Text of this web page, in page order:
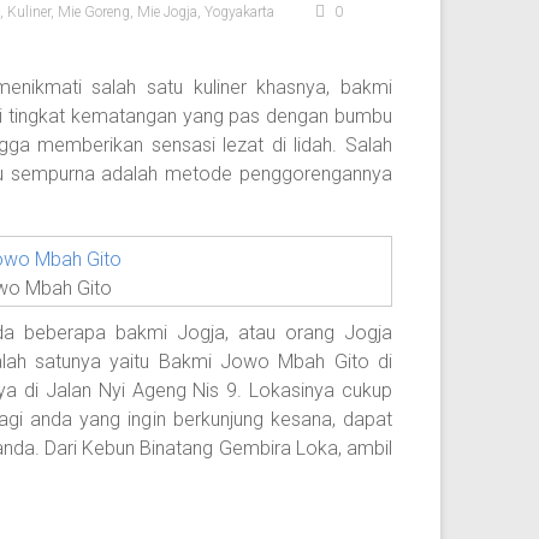
, Kuliner, Mie Goreng, Mie Jogja, Yogyakarta
0
salah satu kuliner khasnya, bakmi
kematangan yang pas dengan bumbu
memberikan sensasi lezat di lidah. Salah
adalah metode penggorengannya
Mbah Gito
beberapa bakmi Jogja, atau orang Jogja
satunya yaitu Bakmi Jowo Mbah Gito di
di Jalan Nyi Ageng Nis 9. Lokasinya cukup
anda yang ingin berkunjung kesana, dapat
Dari Kebun Binatang Gembira Loka, ambil